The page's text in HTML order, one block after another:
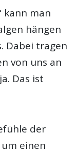
kann man
hängen
Dabei tragen
von uns an
Das ist
der
einen